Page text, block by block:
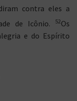
contra eles a
de Icônio.
52Os
e do Espírito